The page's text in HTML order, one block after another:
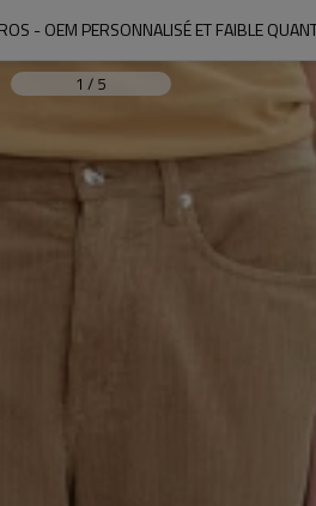
- OEM PERSONNALISÉ ET FAIBLE
1 / 5